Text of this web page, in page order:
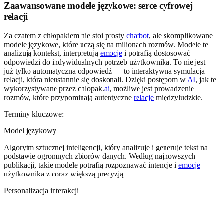
Zaawansowane modele językowe: serce cyfrowej
relacji
Za czatem z chłopakiem nie stoi prosty chatbot, ale skomplikowane
modele językowe, które uczą się na milionach rozmów. Modele te
analizują kontekst, interpretują emocje i potrafią dostosować
odpowiedzi do indywidualnych potrzeb użytkownika. To nie jest
już tylko automatyczna odpowiedź — to interaktywna symulacja
relacji, która nieustannie się doskonali. Dzięki postępom w AI, jak te
wykorzystywane przez chlopak.ai, możliwe jest prowadzenie
rozmów, które przypominają autentyczne relacje międzyludzkie.
Terminy kluczowe:
Model językowy
Algorytm sztucznej inteligencji, który analizuje i generuje tekst na
podstawie ogromnych zbiorów danych. Według najnowszych
publikacji, takie modele potrafią rozpoznawać intencje i emocje
użytkownika z coraz większą precyzją.
Personalizacja interakcji